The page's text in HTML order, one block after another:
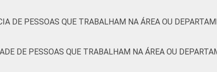
da Sociedade da Informação (Cetic.br),
DE PESSOAS QUE TRABALHAM NA ÁREA OU
DE PESSOAS QUE TRABALHAM NA ÁREA OU